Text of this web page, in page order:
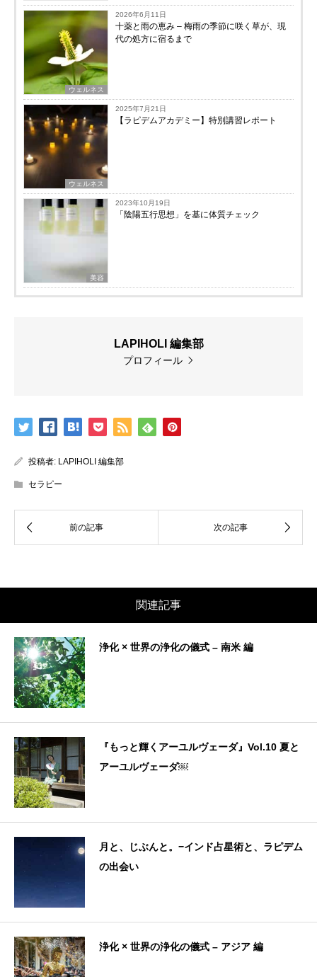
ウェルネス
2026年6月11日
十薬と雨の恵み – 梅雨の季節に咲く草が、現
代の処方に宿るまで
ウェルネス
2025年7月21日
【ラピデムアカデミー】特別講習レポート
美容
2023年10月19日
「陰陽五行思想」を基に体質チェック
LAPIHOLI 編集部
プロフィール
投稿者: LAPIHOLI 編集部
セラピー
関連記事
浄化 × 世界の浄化の儀式 – 南米 編
『もっと輝くアーユルヴェーダ』Vol.10 夏と
アーユルヴェーダ￼
月と、じぶんと。−インド占星術と、ラピデム
の出会い
浄化 × 世界の浄化の儀式 – アジア 編